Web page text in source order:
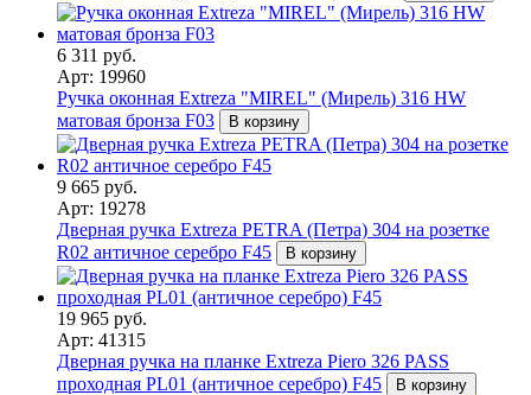
6 311 руб.
Арт: 19960
Ручка оконная Extreza "MIREL" (Мирель) 316 HW
матовая бронза F03
В корзину
9 665 руб.
Арт: 19278
Дверная ручка Extreza PETRA (Петра) 304 на розетке
R02 античное серебро F45
В корзину
19 965 руб.
Арт: 41315
Дверная ручка на планке Extreza Piero 326 PASS
проходная PL01 (античное серебро) F45
В корзину